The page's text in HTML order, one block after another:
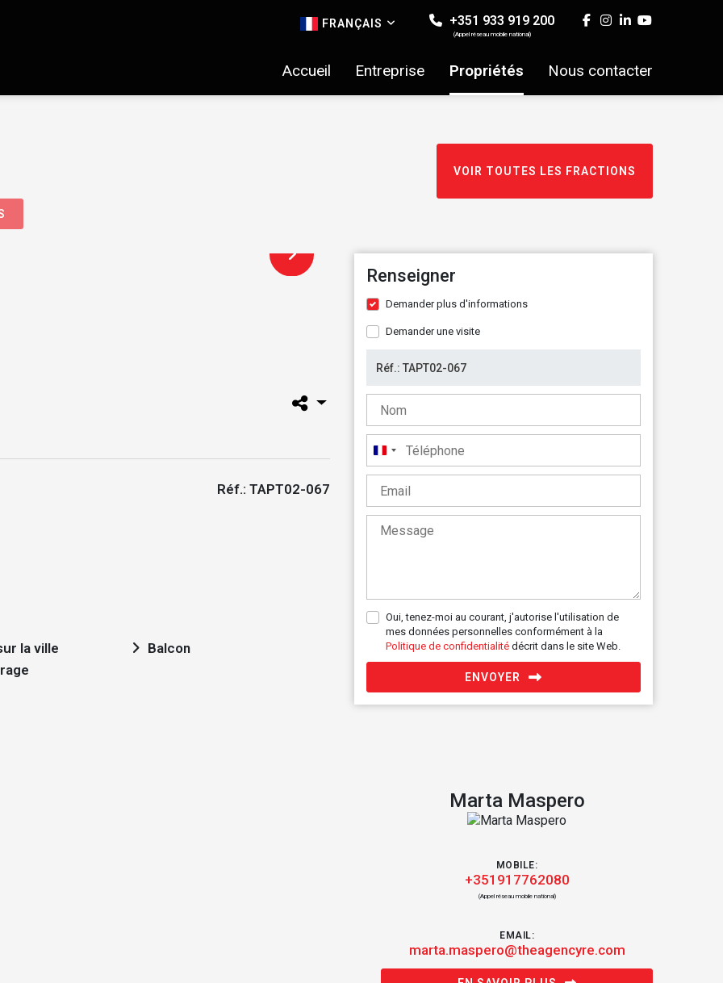
FRANÇAIS +351 933 919 200
(Appel réseau mobile national)
Accueil Entreprise Propriétés Nous contacter
VOIR TOUTES LES FRACTIONS
Réf.: TAPT02-067
la ville
Balcon
Renseigner
Demander plus d'informations
Demander une visite
France
+33
Oui, tenez-moi au courant, j'autorise l'utilisation de
mes données personnelles conformément à la
Politique de confidentialité décrit dans le site Web.
ENVOYER
Marta Maspero
MOBILE:
+351917762080
(Appel réseau mobile national)
EMAIL:
marta.maspero@theagencyre.com